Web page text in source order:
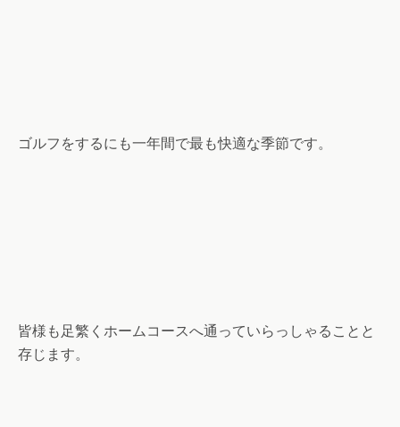
ゴルフをするにも一年間で最も快適な季節です。
皆様も足繁くホームコースへ通っていらっしゃることと
存じます。